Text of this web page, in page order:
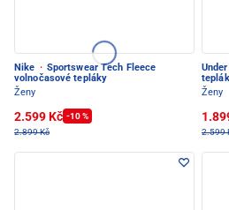
Nike · Sportswear Tech Fleece
volnočasové tepláky
Ženy
2.599 Kč -10 %
2.899 Kč
Ženy
2.599